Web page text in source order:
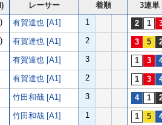
レーサー 着順
3連単
有賀達也 [A1] 1
有賀達也 [A1] 2
有賀達也 [A1] 3
有賀達也 [A1] 2
竹田和哉 [A1] 3
竹田和哉 [A1] 1